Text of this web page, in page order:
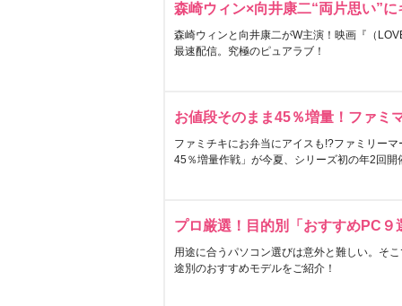
森崎ウィン×向井康二“両片思い”
森崎ウィンと向井康二がW主演！映画『（
最速配信。究極のピュアラブ！
お値段そのまま45％増量！ファミ
ファミチキにお弁当にアイスも!?ファミリー
45％増量作戦」が今夏、シリーズ初の年2回開
プロ厳選！目的別「おすすめPC９
用途に合うパソコン選びは意外と難しい。そ
途別のおすすめモデルをご紹介！